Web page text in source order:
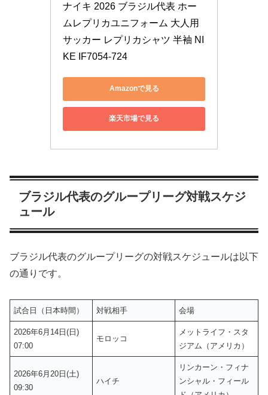
ナイキ 2026 ブラジル代表 ホー
ムレプリカユニフォーム 大人用
サッカー レプリカシャツ 半袖 NI
KE IF7054-724
Amazonで見る
楽天市場で見る
ブラジル代表のグループリーグ対戦スケジ
ュール
ブラジル代表のグループリーグの対戦スケジュールは以下
の通りです。
試合日（日本時間） 対戦相手 会場
2026年6月14日(日)
07:00
モロッコ
メットライフ・スタ
ジアム（アメリカ）
2026年6月20日(土)
09:30
ハイチ
リンカーン・フィナ
ンシャル・フィール